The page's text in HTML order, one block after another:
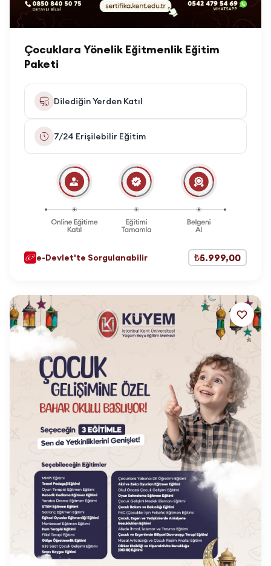
Çocuklara Yönelik Eğitmenlik Eğitim
Paketi
Dilediğin Yerden Katıl
7/24 Erişilebilir Eğitim
e-Devlet'te Sorgulanabilir ₺5.999,00